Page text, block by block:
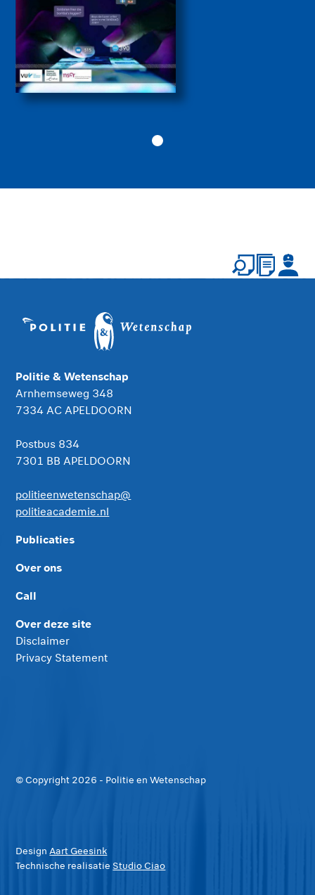
2026
Politiekunde
Politiekunde
Politie & Wetenschap
Arnhemseweg 348
7334 AC APELDOORN
Postbus 834
7301 BB APELDOORN
politieenwetenschap@
politieacademie.nl
Publicaties
Over ons
Call
Over deze site
Disclaimer
Privacy Statement
© Copyright 2026 - Politie en Wetenschap
DesignAart Geesink
Technische realisatie Studio Ciao